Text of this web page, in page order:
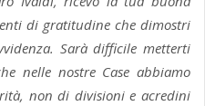
di gratitudine che dimostri
Sarà difficile metterti
nelle nostre Case abbiamo
non di divisioni e acredini